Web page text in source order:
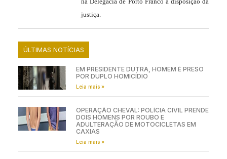
justiça.
ÚLTIMAS NOTÍCIAS
EM PRESIDENTE DUTRA, HOMEM É PRESO
POR DUPLO HOMICÍDIO
Leia mais »
OPERAÇÃO CHEVAL: POLÍCIA CIVIL PRENDE
DOIS HOMENS POR ROUBO E
ADULTERAÇÃO DE MOTOCICLETAS EM
CAXIAS
Leia mais »